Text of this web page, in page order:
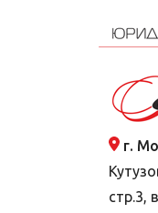
г.
стр.3,